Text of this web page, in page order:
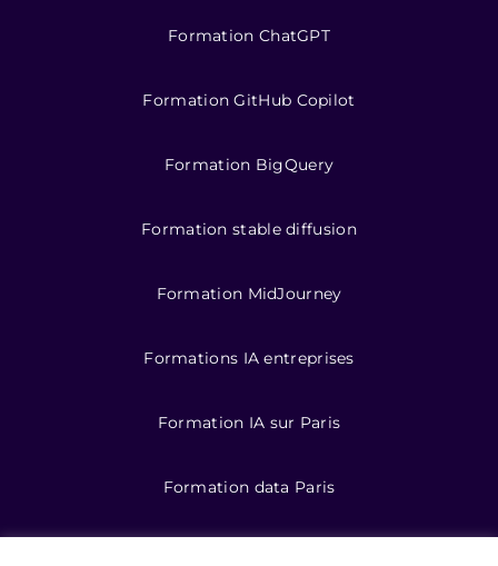
Formation ChatGPT
Formation GitHub Copilot
Formation BigQuery
Formation stable diffusion
Formation MidJourney
Formations IA entreprises
Formation IA sur Paris
Formation data Paris